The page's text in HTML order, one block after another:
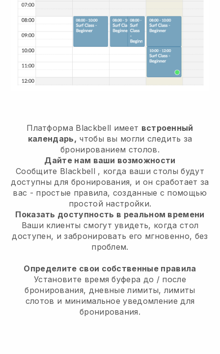
Платформа Blackbell имеет встроенный
календарь, чтобы вы могли следить за
бронированием столов.
Дайте нам ваши возможности
Сообщите Blackbell , когда ваши столы будут
доступны для бронирования, и он сработает за
вас - простые правила, созданные с помощью
простой настройки.
Показать доступность в реальном времени
Ваши клиенты смогут увидеть, когда стол
доступен, и забронировать его мгновенно, без
проблем.
Определите свои собственные правила
Установите время буфера до / после
бронирования, дневные лимиты, лимиты
слотов и минимальное уведомление для
бронирования.